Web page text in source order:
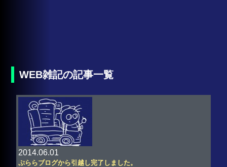
WEB雑記の記事一覧
2014.06.01
ぷららブログから引越し完了しました。